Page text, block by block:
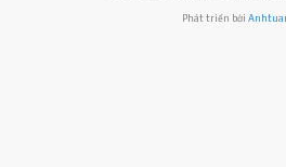
Phát triển bởi